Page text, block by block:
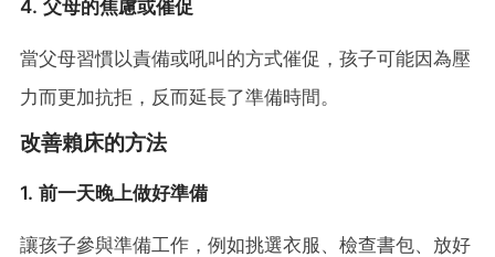
4. 父母的焦慮或催促
當父母習慣以責備或吼叫的方式催促，孩子可能因為壓
力而更加抗拒，反而延長了準備時間。
改善賴床的方法
1. 前一天晚上做好準備
讓孩子參與準備工作，例如挑選衣服、檢查書包、放好